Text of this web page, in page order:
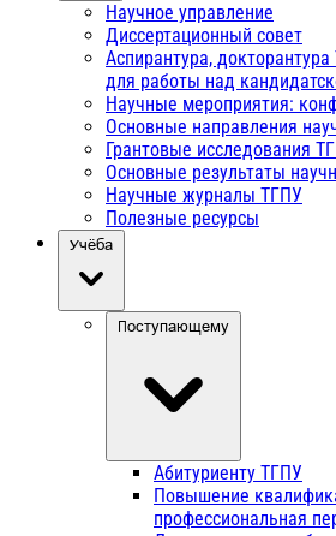
Научное управление
Диссертационный совет
Аспирантура,
для работы над
Научные мероприятия:
Основные направления
Грантовые исследования
Основные результаты
Научные журналы ТГПУ
Полезные ресурсы
Учёба
Поступающему
Абитуриенту ТГПУ
Повышение
профессиональная